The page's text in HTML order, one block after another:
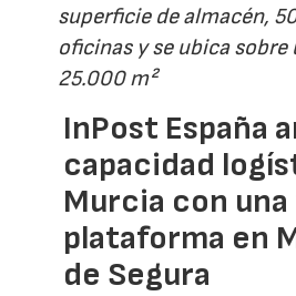
superficie de almacén,
oficinas y se ubica sobre
25.000 m²
InPost España
capacidad
Murcia con una
plataforma en
de Segura